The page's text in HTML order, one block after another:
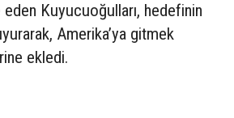
Kuyucuoğulları, hedefinin
Amerika’ya gitmek
ekledi.